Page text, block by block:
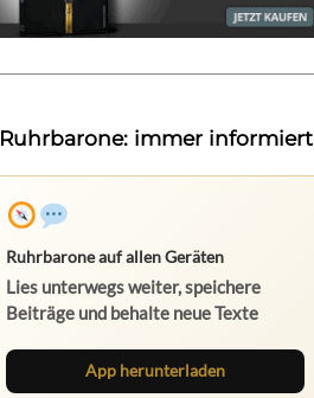
Ruhrbarone: immer informiert
Ruhrbarone auf allen Geräten
Lies unterwegs weiter, speichere
Beiträge und behalte neue Texte
direkt im Browser im Blick.
App herunterladen